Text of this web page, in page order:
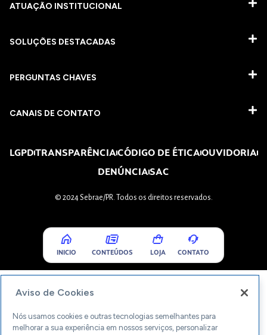
ATUAÇÃO INSTITUCIONAL
SOLUÇÕES DESTACADAS
PERGUNTAS CHAVES​
CANAIS DE CONTATO
LGPDTRANSPARÊNCIACÓDIGO DE ÉTICAOUVIDORIA
DENÚNCIASAC
© 2024 Sebrae/PR. Todos os direitos reservados.
INICIO CONTEÚDOS LOJA CONTATO
Aviso de Cookies
Nós usamos cookies e outras tecnologias semelhantes para
melhorar a sua experiência em nossos serviços, personalizar